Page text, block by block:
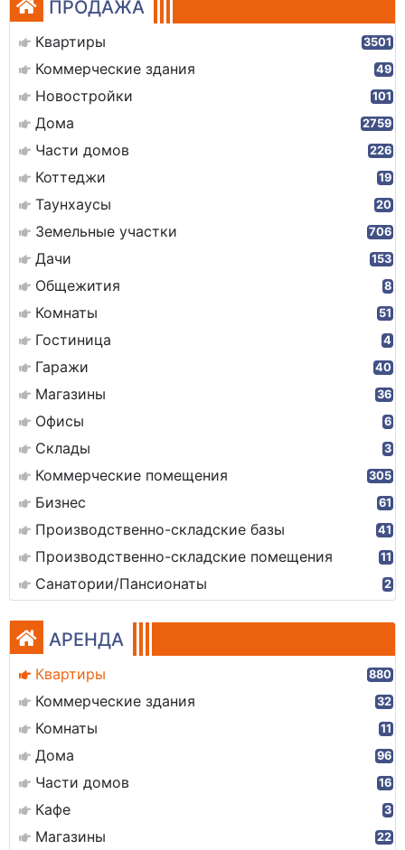
ПРОДАЖА
Квартиры 3501
Коммерческие здания 49
Новостройки 101
Дома 2759
Части домов 226
Коттеджи 19
Таунхаусы 20
Земельные участки 706
Дачи 153
Общежития 8
Комнаты 51
Гостиница 4
Гаражи 40
Магазины 36
Офисы 6
Склады 3
Коммерческие помещения 305
Бизнес 61
Производственно-складские базы 41
Производственно-складские помещения 11
Санатории/Пансионаты 2
АРЕНДА
Квартиры 880
Коммерческие здания 32
Комнаты 11
Дома 96
Части домов 16
Кафе 3
Магазины 22